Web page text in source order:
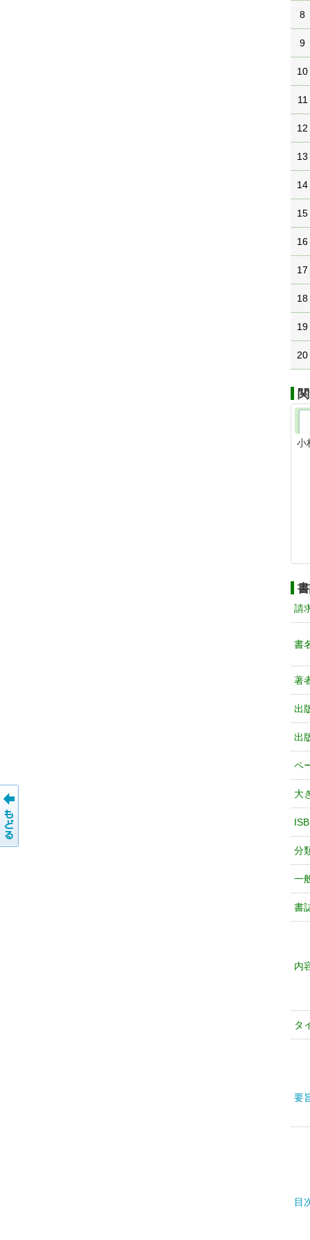
8
9
10
11
12
13
14
15
16
17
18
19
20
小
請
書
著
出
出
ペ
大
分
一
書
内
タ
要
目